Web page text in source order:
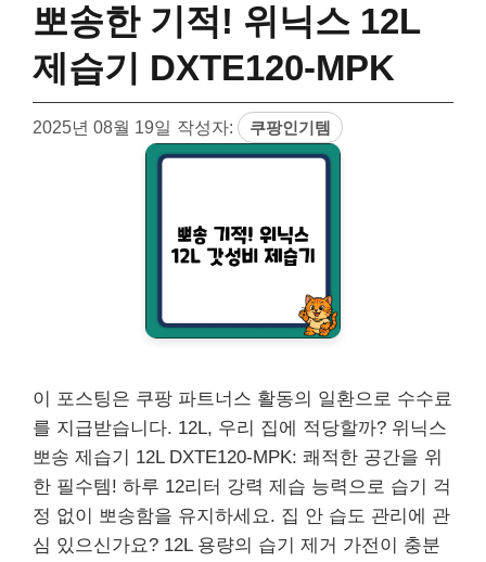
뽀송한 기적! 위닉스 12L
제습기 DXTE120-MPK
2025년 08월 19일 작성자: 쿠팡인기템
이 포스팅은 쿠팡 파트너스 활동의 일환으로 수수료
를 지급받습니다. 12L, 우리 집에 적당할까? 위닉스
뽀송 제습기 12L DXTE120-MPK: 쾌적한 공간을 위
한 필수템! 하루 12리터 강력 제습 능력으로 습기 걱
정 없이 뽀송함을 유지하세요. 집 안 습도 관리에 관
심 있으신가요? 12L 용량의 습기 제거 가전이 충분